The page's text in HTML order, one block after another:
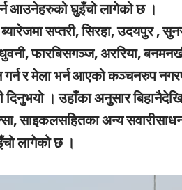
आउनेहरुको घुइँचो लागेको छ ।
सप्तरी, सिरहा, उदयपुर ,
फारबिसगञ्ज, अररिया,
र मेला भर्न आएको कञ्चनरुप
। उहाँका अनुसार
साइकलसहितका अन्य
लागेको छ ।